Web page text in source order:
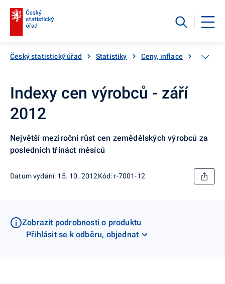
Český statistický úřad Statistiky Ceny, inflace Ceny
Indexy cen výrobců - září
2012
Největší meziroční růst cen zemědělských výrobců za
posledních třináct měsíců
Datum vydání: 15. 10. 2012Kód: r-7001-12
Zobrazit podrobnosti o produktu
Přihlásit se k odběru, objednat